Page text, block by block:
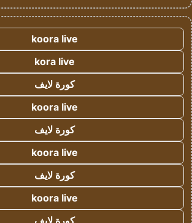
koora live
kora live
كورة لايف
koora live
كورة لايف
koora live
كورة لايف
koora live
كورة لايف